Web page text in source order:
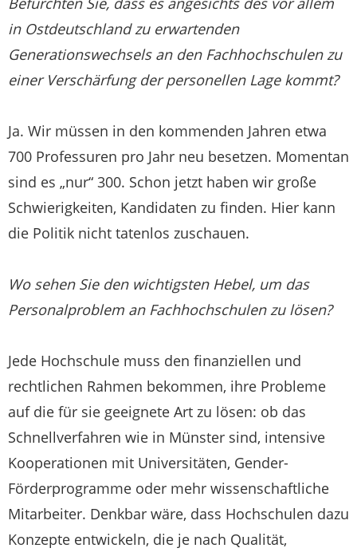
in Ostdeutschland zu erwartenden
Generationswechsels an den Fachhochschulen zu
einer Verschärfung der personellen Lage kommt?
Ja. Wir müssen in den kommenden Jahren etwa
700 Professuren pro Jahr neu besetzen. Momentan
sind es „nur“ 300. Schon jetzt haben wir große
Schwierigkeiten, Kandidaten zu finden. Hier kann
die Politik nicht tatenlos zuschauen.
Wo sehen Sie den wichtigsten Hebel, um das
Personalproblem an Fachhochschulen zu lösen?
Jede Hochschule muss den finanziellen und
rechtlichen Rahmen bekommen, ihre Probleme
auf die für sie geeignete Art zu lösen: ob das
Schnellverfahren wie in Münster sind, intensive
Kooperationen mit Universitäten, Gender-
Förderprogramme oder mehr wissenschaftliche
Mitarbeiter. Denkbar wäre, dass Hochschulen dazu
Konzepte entwickeln, die je nach Qualität,